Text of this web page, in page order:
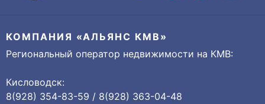
КОМПАНИЯ «АЛЬЯНС КМВ»
Региональный оператор недвижимости на КМВ:
Кисловодск:
8(928) 354-83-59 / 8(928) 363-04-48